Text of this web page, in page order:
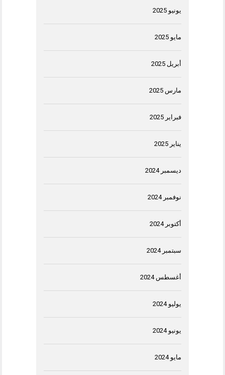
يونيو 2025
مايو 2025
أبريل 2025
مارس 2025
فبراير 2025
يناير 2025
ديسمبر 2024
نوفمبر 2024
أكتوبر 2024
سبتمبر 2024
أغسطس 2024
يوليو 2024
يونيو 2024
مايو 2024